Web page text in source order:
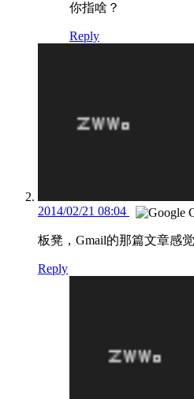
你指啥？
Reply
2014/02/21 08:04
板凳，Gmail的那篇文章感
Reply